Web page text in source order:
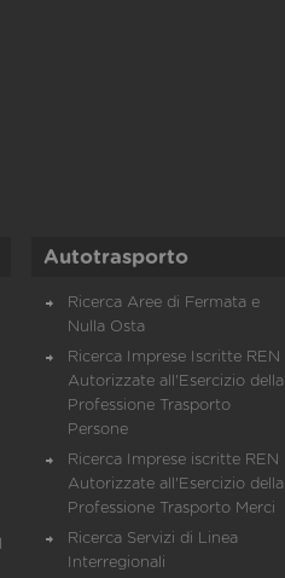
Autotrasporto
Ricerca Aree di Fermata e
Nulla Osta
Ricerca Imprese Iscritte REN
Autorizzate all'Esercizio della
Professione Trasporto
Persone
Ricerca Imprese iscritte REN
Autorizzate all'Esercizio della
Professione Trasporto Merci
Ricerca Servizi di Linea
Interregionali